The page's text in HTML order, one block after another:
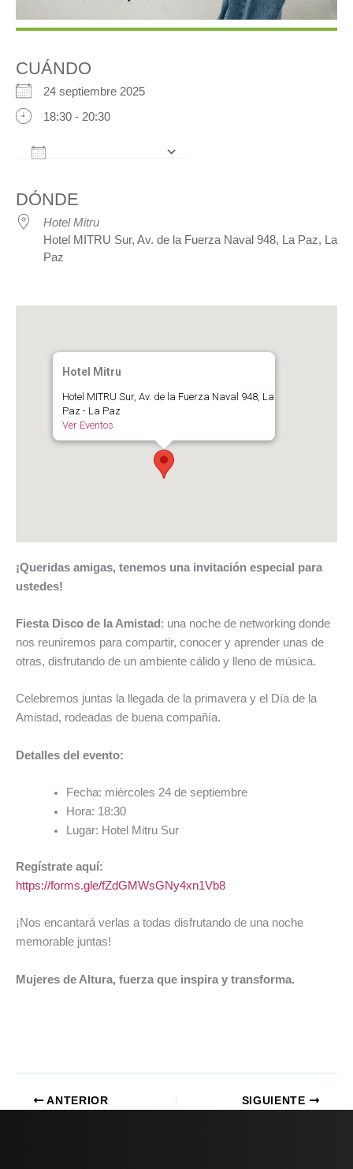
CUÁNDO
24 septiembre 2025
18:30 - 20:30
DÓNDE
Hotel Mitru
Hotel MITRU Sur, Av. de la Fuerza Naval 948, La Paz, La
Paz
Hotel Mitru
Hotel MITRU Sur, Av. de la Fuerza Naval 948, La
Paz - La Paz
Ver Eventos
¡Queridas amigas, tenemos una invitación especial para
ustedes!
Fiesta Disco de la Amistad : una noche de networking donde
nos reuniremos para compartir, conocer y aprender unas de
otras, disfrutando de un ambiente cálido y lleno de música.
Celebremos juntas la llegada de la primavera y el Día de la
Amistad, rodeadas de buena compañía.
Detalles del evento:
Fecha: miércoles 24 de septiembre
Hora: 18:30
Lugar: Hotel Mitru Sur
Regístrate aquí:
https://forms.gle/fZdGMWsGNy4xn1Vb8
¡Nos encantará verlas a todas disfrutando de una noche
memorable juntas!
Mujeres de Altura, fuerza que inspira y transforma.
ANTERIOR SIGUIENTE